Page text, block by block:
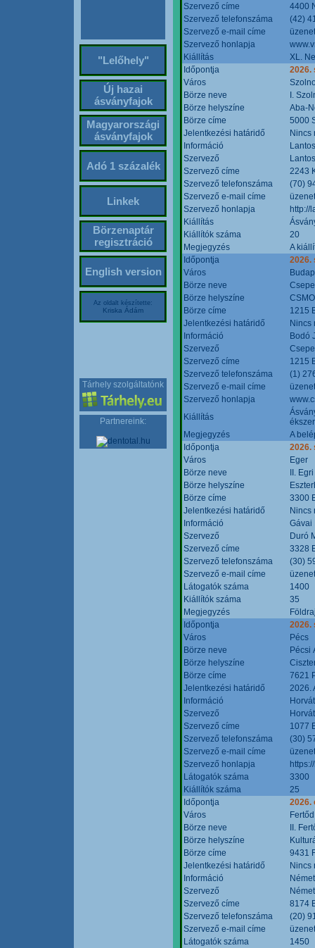
"Lelőhely"
Új hazai
ásványfajok
Magyarországi
ásványfajok
Adó 1 százalék
Linkek
Börzenaptár
regisztráció
English version
Az oldalt készítette:
Kriska Ádám
Tárhely szolgáltatónk
Partnereink:
Szervező címe
4400
Szervező telefonszáma
(42)
Szervező e-mail címe
Szervező honlapja
Kiállítás
XL.
Időpontja
2026.
Város
Börze neve
I.
Börze helyszíne
Aba-
Börze címe
5000
Jelentkezési határidő
Nincs
Információ
Szervező
Szervező címe
2243
Szervező telefonszáma
(70)
Szervező e-mail címe
Szervező honlapja
http://
Kiállítás
Kiállítók száma
20
Megjegyzés
A
Időpontja
2026.
Város
Börze neve
Börze helyszíne
Börze címe
1215
Jelentkezési határidő
Nincs
Információ
Bodó
Szervező
Szervező címe
1215
Szervező telefonszáma
(1)
Szervező e-mail címe
Szervező honlapja
Kiállítás
Megjegyzés
A
Időpontja
2026.
Város
Eger
Börze neve
II.
Börze helyszíne
Börze címe
3300
Jelentkezési határidő
Nincs
Információ
Gávai
Szervező
Duró
Szervező címe
3328
Szervező telefonszáma
(30)
Szervező e-mail címe
Látogatók száma
1400
Kiállítók száma
35
Megjegyzés
Időpontja
2026.
Város
Pécs
Börze neve
Pécsi
Börze helyszíne
Börze címe
7621
Jelentkezési határidő
2026.
Információ
Szervező
Szervező címe
1077
Szervező telefonszáma
(30)
Szervező e-mail címe
Szervező honlapja
Látogatók száma
3300
Kiállítók száma
25
Időpontja
2026.
Város
Fertőd
Börze neve
II.
Börze helyszíne
Börze címe
9431
Jelentkezési határidő
Nincs
Információ
Szervező
Szervező címe
8174
Szervező telefonszáma
(20)
Szervező e-mail címe
Látogatók száma
1450